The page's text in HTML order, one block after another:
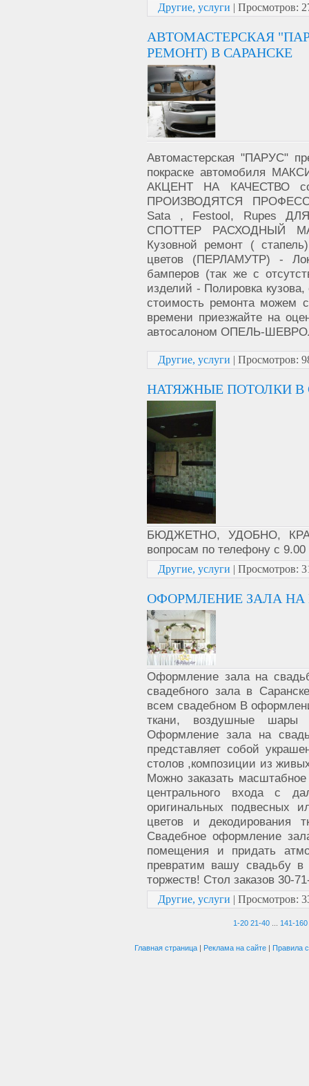
Другие, услуги | Просмотров:
АВТОМАСТЕРСКАЯ
РЕМОНТ) В САРАНСКЕ
Автомастерская "ПАРУС"
покраске автомобиля
АКЦЕНТ НА КАЧЕСТВО
ПРОИЗВОДЯТСЯ
Sata , Festool, Rupes
СПОТТЕР РАСХОДНЫЙ
Кузовной ремонт (
цветов (ПЕРЛАМУТР) -
бамперов (так же с
изделий - Полировка
стоимость ремонта можем
времени приезжайте на
автосалоном ОПЕЛЬ-
Другие, услуги | Просмотров:
НАТЯЖНЫЕ ПОТОЛКИ В
БЮДЖЕТНО, УДОБНО,
вопросам по телефону с
Другие, услуги | Просмотров:
ОФОРМЛЕНИЕ ЗАЛА НА
Оформление зала на
свадебного зала в
всем свадебном В
ткани, воздушные шары
Оформление зала на
представляет собой
столов ,композиции из
Можно заказать
центрального входа с
оригинальных подвесных
цветов и декодирования
Свадебное оформление
помещения и придать
превратим вашу свадьбу в
торжеств! Стол заказов 30-
Другие, услуги | Просмотров:
1-20 21-40 141-160
Главная страница | Реклама на сайте | Правила